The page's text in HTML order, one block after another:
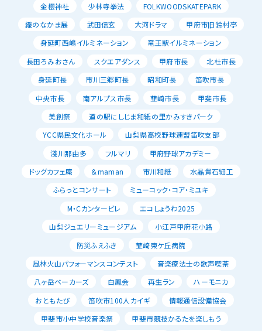
金櫻神社
少林寺拳法
FOLKWOODSKATEPARK
織のなかま展
武田信玄 大河ドラマ
甲府市旧鈴村亭
身延町西嶋イルミネーション
竜王駅イルミネーション
長田ろみおさん
スクエアダンス 甲府市長
北杜市長
身延町長
市川三郷町長 昭和町長
笛吹市長
中央市長
南アルプス市長 韮崎市長
甲斐市長
美創祭
道の駅にしじま和紙の里かみすきパーク
YCC県民文化ホール
山梨県高校野球連盟笛吹支部
淺川那由多
フルマリ
甲府野球アカデミー
ドッグカフェ庵
＆maman 市川和紙
水晶貴石細工
ふらっとコンサート
ミューコック・コア・ミユキ
M・Cカンタービレ
エコしょうわ2025
山梨ジュエリーミュージアム
小江戸甲府花小路
防災ふえふき
韮崎東ケ丘病院
風林火山パフォーマンスコンテスト
音楽療法士の歌声喫茶
八ヶ岳ベーカーズ
白鳳会 再生ラン
ハーモニカ
おともたび
笛吹市100人カイギ
情報通信設備協会
甲斐市小中学校音楽祭
甲斐市競技かるたを楽しもう